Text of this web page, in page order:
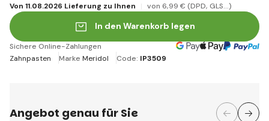
Von 11.08.2026 Lieferung zu Ihnen
von 6,99 € (DPD, GLS...)
In den Warenkorb legen
Sichere Online-Zahlungen
Zahnpasten
Marke Meridol Code: IP3509
Angebot genau für Sie